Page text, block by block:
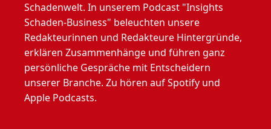
Schadenwelt. In unserem Podcast "Insights
Schaden-Business" beleuchten unsere
Redakteurinnen und Redakteure Hintergründe,
erklären Zusammenhänge und führen ganz
persönliche Gespräche mit Entscheidern
unserer Branche. Zu hören auf Spotify und
Apple Podcasts.